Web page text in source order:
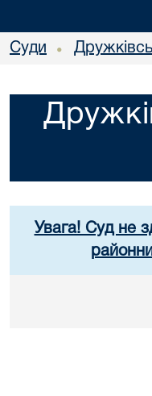
Суди •
Увага! Суд не